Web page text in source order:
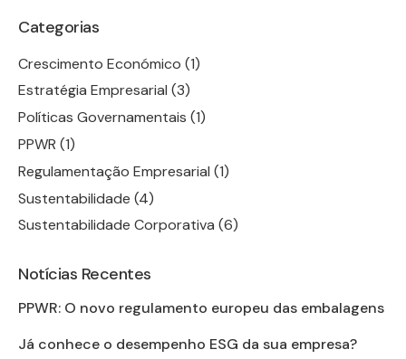
Categorias
Crescimento Económico (1)
Estratégia Empresarial (3)
Políticas Governamentais (1)
PPWR (1)
Regulamentação Empresarial (1)
Sustentabilidade (4)
Sustentabilidade Corporativa (6)
Notícias Recentes
PPWR: O novo regulamento europeu das embalagens
Já conhece o desempenho ESG da sua empresa?